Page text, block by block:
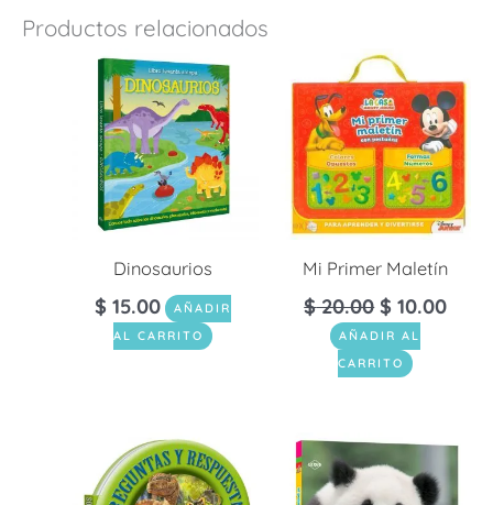
Productos relacionados
Dinosaurios
$ 15.00
AÑADIR
AL CARRITO
Mi Primer Maletín
$20.00 $ 10.00
AÑADIR AL
CARRITO